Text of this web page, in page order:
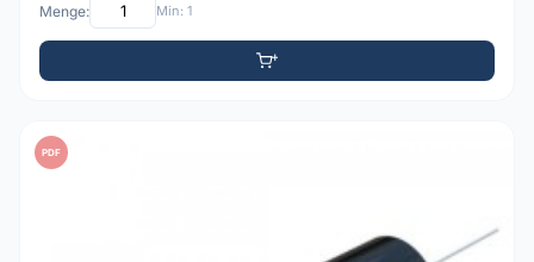
Menge: Min: 1
PDF